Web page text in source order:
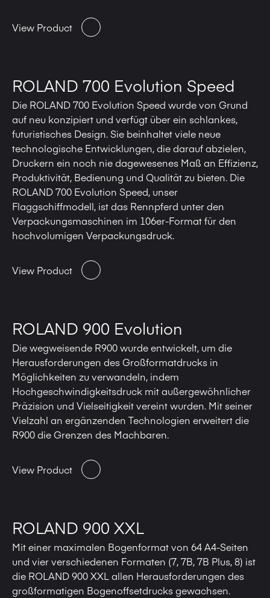
View Product
ROLAND 700 Evolution Speed
Die ROLAND 700 Evolution Speed wurde von Grund
auf neu konzipiert und verfügt über ein schlankes,
futuristisches Design. Sie beinhaltet viele neue
technologische Entwicklungen, die darauf abzielen,
Druckern ein noch nie dagewesenes Maß an Effizienz,
Produktivität, Bedienung und Qualität zu bieten. Die
ROLAND 700 Evolution Speed, unser
Flaggschiffmodell, ist das Rennpferd unter den
Verpackungsmaschinen im 106er-Format für den
hochvolumigen Verpackungsdruck.
View Product
ROLAND 900 Evolution
Die wegweisende R900 wurde entwickelt, um die
Herausforderungen des Großformatdrucks in
Möglichkeiten zu verwandeln, indem
Hochgeschwindigkeitsdruck mit außergewöhnlicher
Präzision und Vielseitigkeit vereint wurden. Mit seiner
Vielzahl an ergänzenden Technologien erweitert die
R900 die Grenzen des Machbaren.
View Product
ROLAND 900 XXL
Mit einer maximalen Bogenformat von 64 A4-Seiten
und vier verschiedenen Formaten (7, 7B, 7B Plus, 8) ist
die ROLAND 900 XXL allen Herausforderungen des
großformatigen Bogenoffsetdrucks gewachsen.